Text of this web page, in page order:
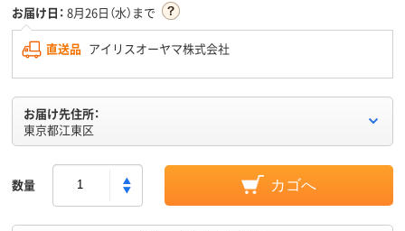
お届け日： 8月26日（水）まで
直送品 アイリスオーヤマ株式会社
お届け先住所：
東京都江東区
数量 カゴへ